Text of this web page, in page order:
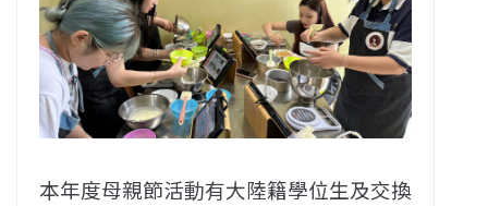
本年度母親節活動有大陸籍學位生及交換